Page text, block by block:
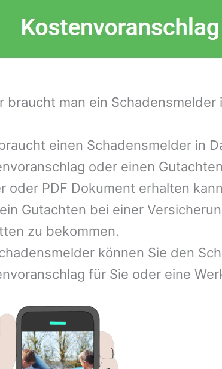
braucht man ein Schadensmelder
einen Schadensmelder in
oder einen
oder PDF Dokument erhalten
Gutachten bei einer
zu bekommen.
können Sie den
für Sie oder eine